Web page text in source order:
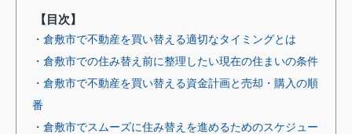
【目次】
・倉敷市で不動産を買い替える適切なタイミングとは
・倉敷市での住み替え前に整理したい現在の住まいの条件
・倉敷市で不動産を買い替える資金計画と売却・購入の順
番
・倉敷市でスムーズに住み替えを進めるためのスケジュー